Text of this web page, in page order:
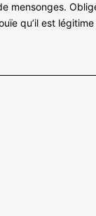
mensonges.
qu’il est